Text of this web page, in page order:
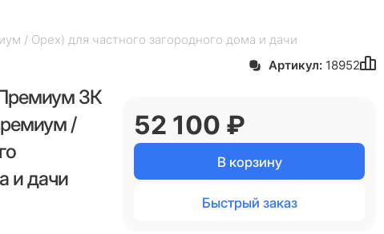
/ Орех) для частного загородного дома и дачи
3К
/
и дачи
Артикул: 18952
52 100 ₽
В корзину
Быстрый заказ